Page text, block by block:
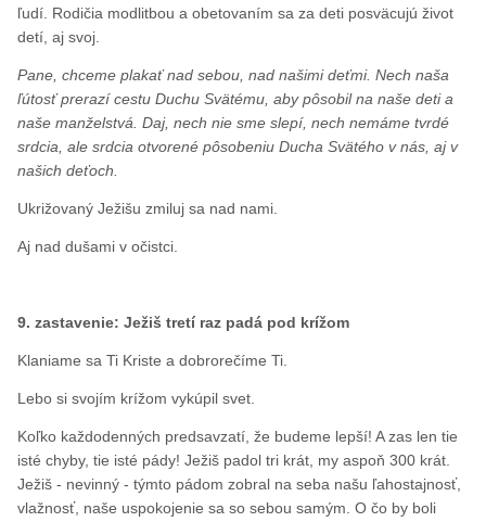
ľudí. Rodičia modlitbou a obetovaním sa za deti posväcujú život
detí, aj svoj.
Pane, chceme plakať nad sebou, nad našimi deťmi. Nech naša
ľútosť prerazí cestu Duchu Svätému, aby pôsobil na naše deti a
naše manželstvá. Daj, nech nie sme slepí, nech nemáme tvrdé
srdcia, ale srdcia otvorené pôsobeniu Ducha Svätého v nás, aj v
našich deťoch.
Ukrižovaný Ježišu zmiluj sa nad nami.
Aj nad dušami v očistci.
9. zastavenie: Ježiš tretí raz padá pod krížom
Klaniame sa Ti Kriste a dobrorečíme Ti.
Lebo si svojím krížom vykúpil svet.
Koľko každodenných predsavzatí, že budeme lepší! A zas len tie
isté chyby, tie isté pády! Ježiš padol tri krát, my aspoň 300 krát.
Ježiš - nevinný - týmto pádom zobral na seba našu ľahostajnosť,
vlažnosť, naše uspokojenie sa so sebou samým. O čo by boli